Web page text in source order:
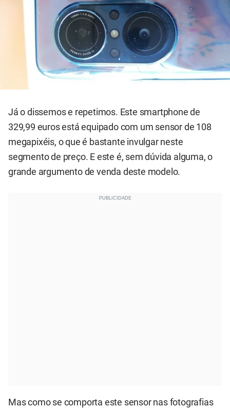
Já o dissemos e repetimos. Este smartphone de
329,99 euros está equipado com um sensor de 108
megapixéis, o que é bastante invulgar neste
segmento de preço. E este é, sem dúvida alguma, o
grande argumento de venda deste modelo.
Mas como se comporta este sensor nas fotografias